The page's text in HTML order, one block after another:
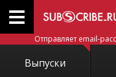
Отправляет email-
Выпуски